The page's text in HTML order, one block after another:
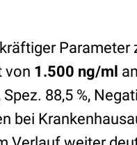
Parameter
von 1.500 ng/ml
88,5 %,
bei